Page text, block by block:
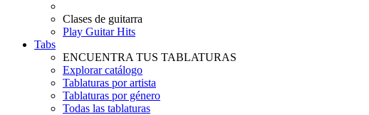
Clases de guitarra
Play Guitar Hits
Tabs
ENCUENTRA TUS TABLATURAS
Explorar catálogo
Tablaturas por artista
Tablaturas por género
Todas las tablaturas